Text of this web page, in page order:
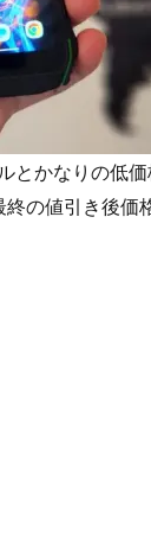
とかなりの低価
の値引き後価